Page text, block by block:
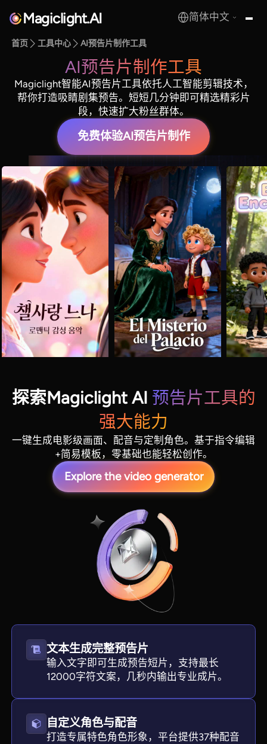
Magiclight.AI
MagicLight.AI
View all tools
简体中文
首页 工具中心 AI预告片制作工具
AI预告片制作工具
Magiclight智能AI预告片工具依托人工智能剪辑技术，
帮你打造吸睛剧集预告。短短几分钟即可精选精彩片
段，快速扩大粉丝群体。
免费体验AI预告片制作
探索Magiclight AI 预告片工具的
强大能力
一键生成电影级画面、配音与定制角色。基于指令编辑
+简易模板，零基础也能轻松创作。
Explore the video generator
文本生成完整预告片
输入文字即可生成预告短片，支持最长
12000字符文案，几秒内输出专业成片。
自定义角色与配音
打造专属特色角色形象，平台提供37种配音